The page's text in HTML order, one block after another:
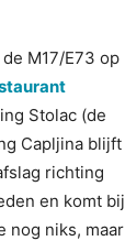
M17/E73 op
Stolac (de
Capljina blijft
richting
en komt bij
nog niks, maar